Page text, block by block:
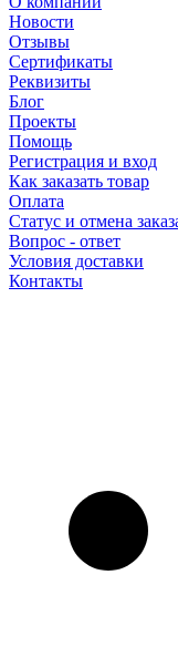
Новости
Отзывы
Сертификаты
Реквизиты
Блог
Проекты
Помощь
Регистрация и вход
Как заказать товар
Оплата
Статус и отмена
Вопрос - ответ
Условия доставки
Контакты